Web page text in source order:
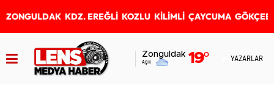
ZONGULDAK KDZ. EREĞLİ KOZLU KİLİMLİ ÇAYCUMA
Zonguldak
Açık 19° YAZARLAR